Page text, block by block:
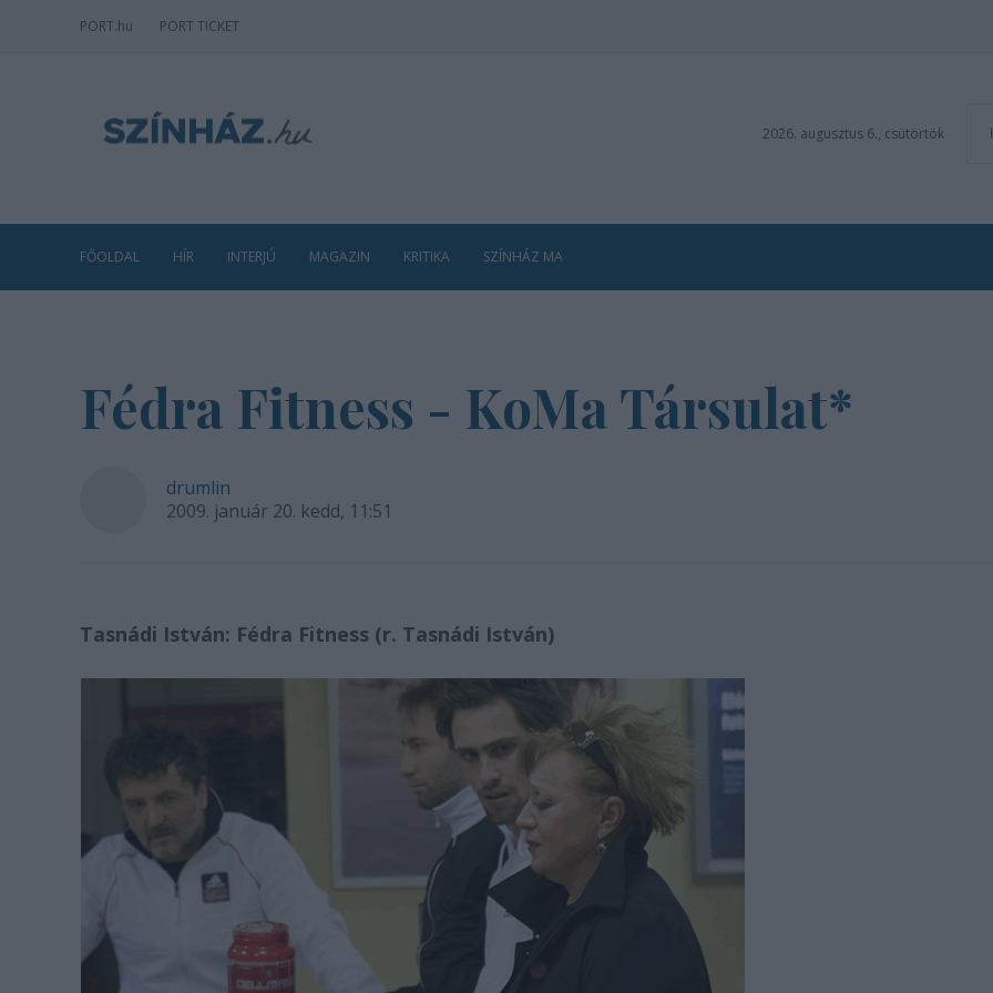
PORT.hu PORT TICKET
2026. augusztus 6., csütörtök
FŐOLDAL HÍR INTERJÚ MAGAZIN KRITIKA SZÍNHÁZ MA
Fédra Fitness - KoMa Társulat*
drumlin
2009. január 20. kedd, 11:51
Tasnádi István: Fédra Fitness (r. Tasnádi István)